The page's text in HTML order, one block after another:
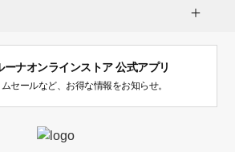
ーナオンラインストア 公式アプリ
セールなど、お得な情報をお知らせ。